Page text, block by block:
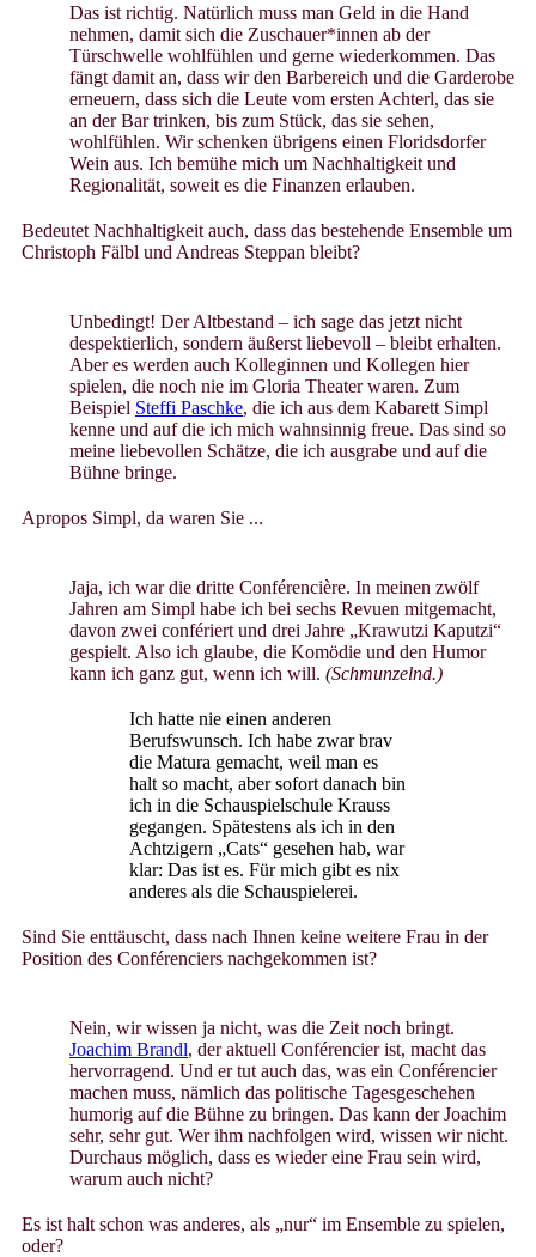
Das ist richtig. Natürlich muss man Geld in die Hand
nehmen, damit sich die Zuschauer*innen ab der
Türschwelle wohlfühlen und gerne wiederkommen. Das
fängt damit an, dass wir den Barbereich und die Garderobe
erneuern, dass sich die Leute vom ersten Achterl, das sie
an der Bar trinken, bis zum Stück, das sie sehen,
wohlfühlen. Wir schenken übrigens einen Floridsdorfer
Wein aus. Ich bemühe mich um Nachhaltigkeit und
Regionalität, soweit es die Finanzen erlauben.
Bedeutet Nachhaltigkeit auch, dass das bestehende Ensemble um
Christoph Fälbl und Andreas Steppan bleibt?
Unbedingt! Der Altbestand – ich sage das jetzt nicht
despektierlich, sondern äußerst liebevoll – bleibt erhalten.
Aber es werden auch Kolleginnen und Kollegen hier
spielen, die noch nie im Gloria Theater waren. Zum
Beispiel Steffi Paschke, die ich aus dem Kabarett Simpl
kenne und auf die ich mich wahnsinnig freue. Das sind so
meine liebevollen Schätze, die ich ausgrabe und auf die
Bühne bringe.
Apropos Simpl, da waren Sie ...
Jaja, ich war die dritte Conférencière. In meinen zwölf
Jahren am Simpl habe ich bei sechs Revuen mitgemacht,
davon zwei confériert und drei Jahre „Krawutzi Kaputzi“
gespielt. Also ich glaube, die Komödie und den Humor
kann ich ganz gut, wenn ich will. (Schmunzelnd.)
Ich hatte nie einen anderen
Berufswunsch. Ich habe zwar brav
die Matura gemacht, weil man es
halt so macht, aber sofort danach bin
ich in die Schauspielschule Krauss
gegangen. Spätestens als ich in den
Achtzigern „Cats“ gesehen hab, war
klar: Das ist es. Für mich gibt es nix
anderes als die Schauspielerei.
Sind Sie enttäuscht, dass nach Ihnen keine weitere Frau in der
Position des Conférenciers nachgekommen ist?
Nein, wir wissen ja nicht, was die Zeit noch bringt.
Joachim Brandl, der aktuell Conférencier ist, macht das
hervorragend. Und er tut auch das, was ein Conférencier
machen muss, nämlich das politische Tagesgeschehen
humorig auf die Bühne zu bringen. Das kann der Joachim
sehr, sehr gut. Wer ihm nachfolgen wird, wissen wir nicht.
Durchaus möglich, dass es wieder eine Frau sein wird,
warum auch nicht?
Es ist halt schon was anderes, als „nur“ im Ensemble zu spielen,
oder?